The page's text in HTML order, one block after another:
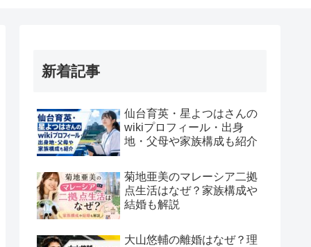
新着記事
仙台育英・星よつはさんの
wikiプロフィール・出身
地・父母や家族構成も紹介
菊地亜美のマレーシア二拠
点生活はなぜ？家族構成や
結婚も解説
大山悠輔の離婚はなぜ？理